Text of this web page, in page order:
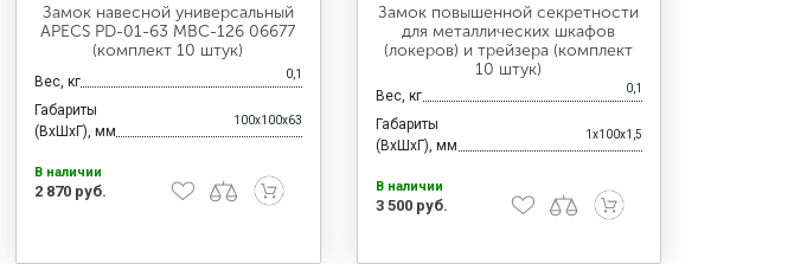
Замок навесной универсальный
APECS PD-01-63 MBC-126 06677
(комплект 10 штук)
Вес, кг 0,1
Габариты
(ВхШхГ), мм
100x100x63
В наличии
2 870 руб.
Замок повышенной секретности
для металлических шкафов
(локеров) и трейзера (комплект
10 штук)
Вес, кг 0,1
Габариты
(ВхШхГ), мм
1x100x1,5
В наличии
3 500 руб.